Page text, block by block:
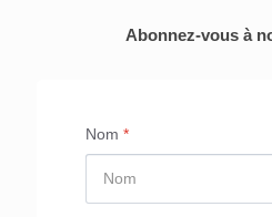
Abonnez-vous à
Nom *